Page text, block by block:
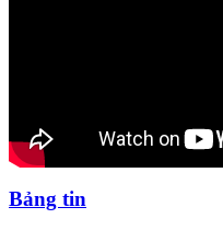
Bảng tin